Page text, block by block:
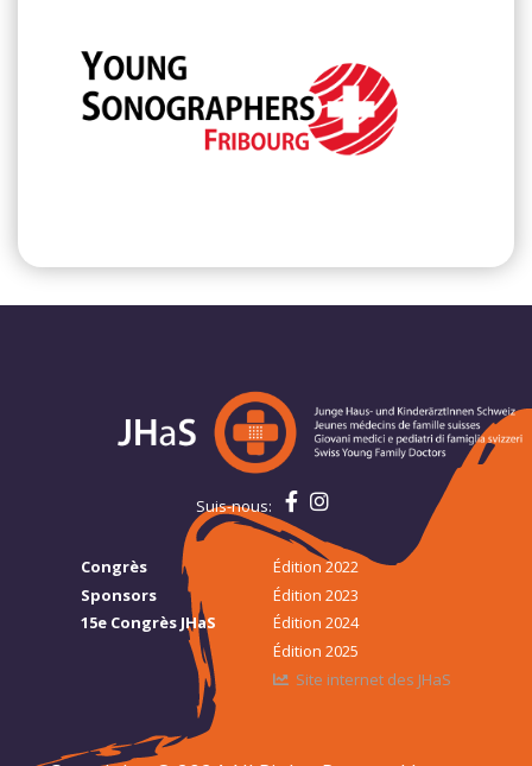
Suis-nous:
Congrès
Sponsors
15e Congrès JHaS
Édition 2022
Édition 2023
Édition 2024
Édition 2025
Site internet des JHaS